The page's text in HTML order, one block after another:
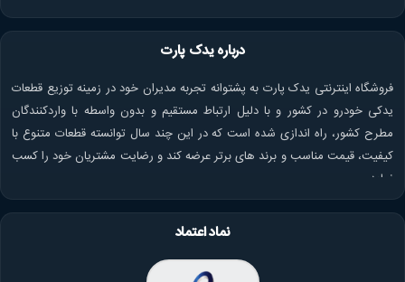
درباره یدک پارت
فروشگاه اینترنتی یدک پارت به پشتوانه تجربه مدیران خود در زمینه توزیع قطعات
یدکی خودرو در کشور و با دلیل ارتباط مستقیم و بدون واسطه با واردکنندگان
مطرح کشور، راه اندازی شده است که در این چند سال توانسته قطعات متنوع با
کیفیت، قیمت مناسب و برند های برتر عرضه کند و رضایت مشتریان خود را کسب
نماید.
نماد اعتماد